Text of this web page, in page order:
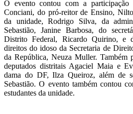
O evento contou com a
Conciani, do pró-reitor de Ensino,
da unidade, Rodrigo Silva, da
Sebastião, Janine Barbosa, do
Distrito Federal, Ricardo Quirino, e
direitos do idoso da Secretaria de
da República, Neuza Muller. Também
deputados distritais Agaciel Maia e
dama do DF, Ilza Queiroz, além de
Sebastião. O evento também contou
estudantes da unidade.